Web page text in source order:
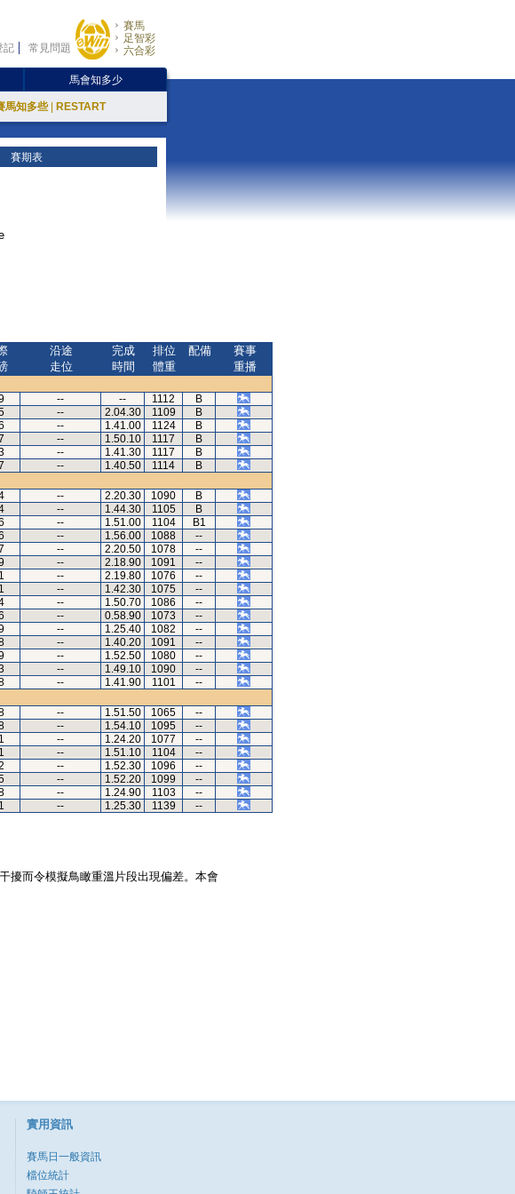
記 常見問題
賽馬
足智彩
六合彩
馬會知多少
馬知多些 RESTART
賽期表
沿途
走位
完成
時間
排位
體重
配備
賽事
重播
-- -- 1112
B
-- 2.04.30 1109
B
-- 1.41.00 1124
B
-- 1.50.10 1117
B
-- 1.41.30 1117
B
-- 1.40.50 1114
B
-- 2.20.30 1090
B
-- 1.44.30 1105
B
-- 1.51.00 1104
B1
-- 1.56.00 1088
--
-- 2.20.50 1078
--
-- 2.18.90 1091
--
-- 2.19.80 1076
--
-- 1.42.30 1075
--
-- 1.50.70 1086
--
-- 0.58.90 1073
--
-- 1.25.40 1082
--
-- 1.40.20 1091
--
-- 1.52.50 1080
--
-- 1.49.10 1090
--
-- 1.41.90 1101
--
-- 1.51.50 1065
--
-- 1.54.10 1095
--
-- 1.24.20 1077
--
-- 1.51.10 1104
--
-- 1.52.30 1096
--
-- 1.52.20 1099
--
-- 1.24.90 1103
--
-- 1.25.30 1139 --
擾而令模擬鳥瞰重溫片段出現偏差。本會
實用資訊
賽馬日一般資訊
檔位統計